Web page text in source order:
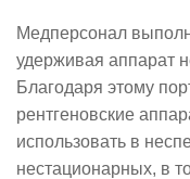
Медперсонал
удерживая аппарат
Благодаря этому
рентгеновские
использовать в
нестационарных, в